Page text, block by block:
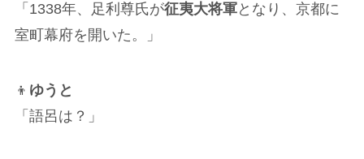
「1338年、足利尊氏が征夷大将軍となり、京都に
室町幕府を開いた。」
👦 ゆうと
「語呂は？」